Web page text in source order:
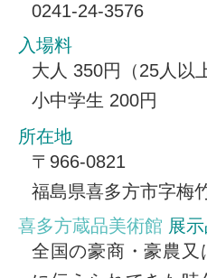
0241-24-3576
入場料
大人 350円（25人以
小中学生 200円
所在地
〒966-0821
福島県喜多方市字梅
喜多方蔵品美術館 展
全国の豪商・豪農又